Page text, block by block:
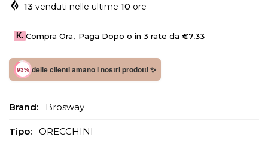
13 venduti nelle ultime 10 ore
K. Compra Ora, Paga Dopo o in 3 rate da €7.33
93% delle clienti amano i nostri prodotti ✨
Brand: Brosway
Tipo: ORECCHINI